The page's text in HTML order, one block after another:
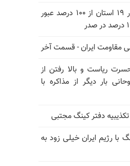
شاخص فلاکت در ۱۹ استان از ۱۰۰ درصد عبور
مقاومت ایران - قسمت آخر
ریاست و بالا رفتن از
بار دیگر از مذاکره با
دفتر کینگ مجتبی
با رژیم ایران خیلی زود به